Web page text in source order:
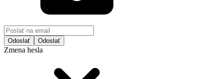
Odoslať
Zmena hesla